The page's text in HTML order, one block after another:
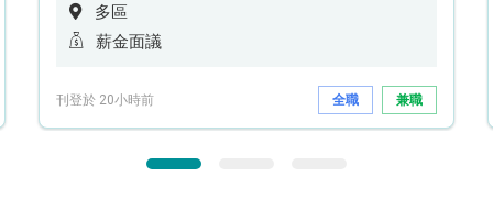
多區
薪金面議
刊登於 20小時前 全職 兼職